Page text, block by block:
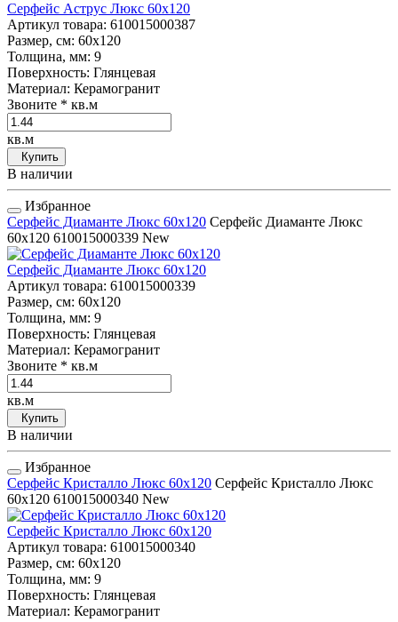
Серфейс Аструс Люкс 60x120
Артикул товара: 610015000387
Размер, см: 60x120
Толщина, мм: 9
Поверхность: Глянцевая
Материал: Керамогранит
Звоните * кв.м
кв.м
Купить
В наличии
Избранное
Серфейс Диаманте Люкс 60x120 Серфейс Диаманте Люкс
60x120 610015000339 New
Серфейс Диаманте Люкс 60x120
Артикул товара: 610015000339
Размер, см: 60x120
Толщина, мм: 9
Поверхность: Глянцевая
Материал: Керамогранит
Звоните * кв.м
кв.м
Купить
В наличии
Избранное
Серфейс Кристалло Люкс 60x120 Серфейс Кристалло Люкс
60x120 610015000340 New
Серфейс Кристалло Люкс 60x120
Артикул товара: 610015000340
Размер, см: 60x120
Толщина, мм: 9
Поверхность: Глянцевая
Материал: Керамогранит